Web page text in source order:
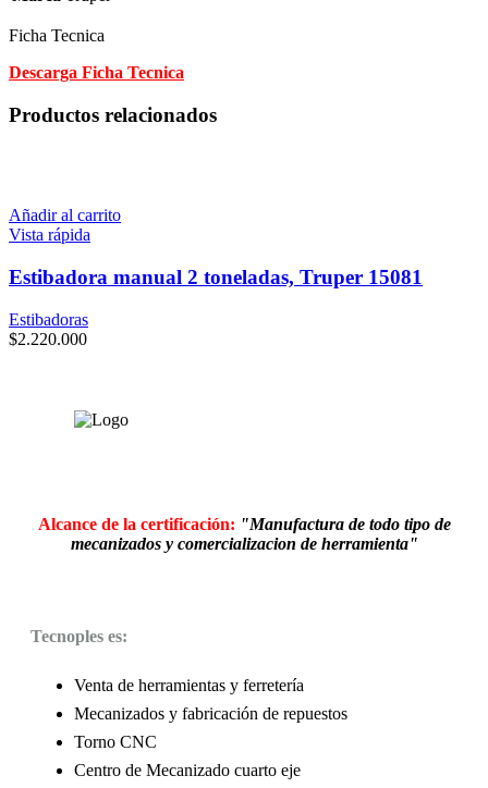
Ficha Tecnica
Descarga Ficha Tecnica
Productos relacionados
Añadir al carrito
Vista rápida
Estibadora manual 2 toneladas, Truper 15081
Estibadoras
$2.220.000
Alcance de la certificación: "Manufactura de todo tipo de
mecanizados y comercializacion de herramienta"
Tecnoples es:
Venta de herramientas y ferretería
Mecanizados y fabricación de repuestos
Torno CNC
Centro de Mecanizado cuarto eje